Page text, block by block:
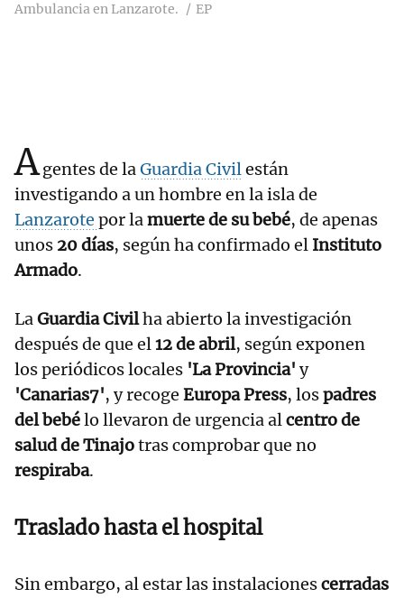
Ambulancia en Lanzarote. EP
Agentes de laGuardia Civilestán
investigando a un hombre en la isla de
Lanzarote por lamuerte de su bebé, de apenas
unos 20 días, según ha confirmado el Instituto
Armado.
LaGuardia Civilha abierto la investigación
después de que el12 de abril, según exponen
los periódicos locales 'La Provincia' y
'Canarias7', y recoge Europa Press, lospadres
del bebélo llevaron de urgencia alcentro de
salud de Tinajotras comprobar que no
respiraba.
Traslado hasta el hospital
Sin embargo, al estar las instalacionescerradas